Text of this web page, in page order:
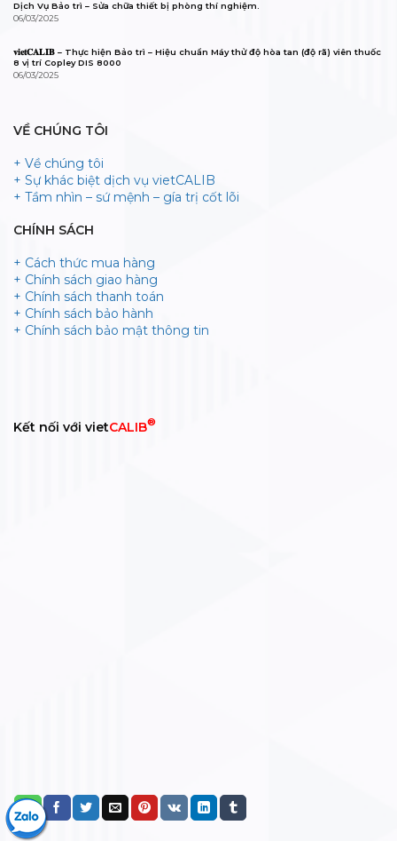
Dịch Vụ Bảo trì – Sửa chữa thiết bị phòng thí nghiệm.
06/03/2025
𝐯𝐢𝐞𝐭𝐂𝐀𝐋𝐈𝐁 – Thực hiện Bảo trì – Hiệu chuẩn Máy thử độ hòa tan (độ rã) viên thuốc
8 vị trí Copley DIS 8000
06/03/2025
VỀ CHÚNG TÔI
+ Về chúng tôi
+ Sự khác biệt dịch vụ vietCALIB
+ Tầm nhìn – sứ mệnh – gía trị cốt lõi
CHÍNH SÁCH
+ Cách thức mua hàng
+ Chính sách giao hàng
+ Chính sách thanh toán
+ Chính sách bảo hành
+ Chính sách bảo mật thông tin
Kết nối với vietCALIB®